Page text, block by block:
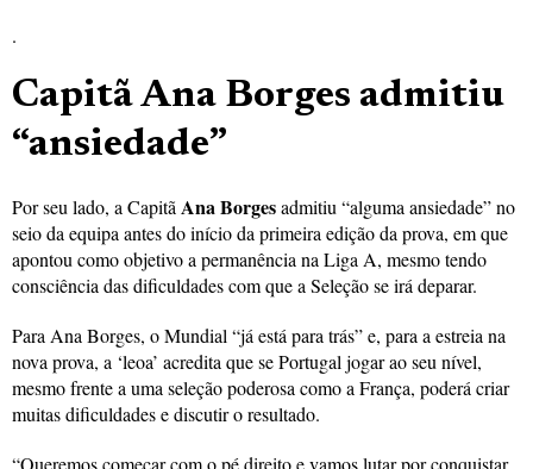
.
Capitã Ana Borges admitiu
“ansiedade”
Por seu lado, a Capitã Ana Borgesadmitiu “alguma ansiedade” no
seio da equipa antes do início da primeira edição da prova, em que
apontou como objetivo a permanência na Liga A, mesmo tendo
consciência das dificuldades com que a Seleção se irá deparar.
Para Ana Borges, o Mundial “já está para trás” e, para a estreia na
nova prova, a ‘leoa’ acredita que se Portugal jogar ao seu nível,
mesmo frente a uma seleção poderosa como a França, poderá criar
muitas dificuldades e discutir o resultado.
“Queremos começar com o pé direito e vamos lutar por conquistar